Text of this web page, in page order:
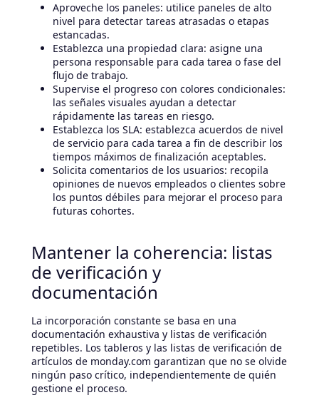
Aproveche los paneles: utilice paneles de alto
nivel para detectar tareas atrasadas o etapas
estancadas.
Establezca una propiedad clara: asigne una
persona responsable para cada tarea o fase del
flujo de trabajo.
Supervise el progreso con colores condicionales:
las señales visuales ayudan a detectar
rápidamente las tareas en riesgo.
Establezca los SLA: establezca acuerdos de nivel
de servicio para cada tarea a fin de describir los
tiempos máximos de finalización aceptables.
Solicita comentarios de los usuarios: recopila
opiniones de nuevos empleados o clientes sobre
los puntos débiles para mejorar el proceso para
futuras cohortes.
Mantener la coherencia: listas
de verificación y
documentación
La incorporación constante se basa en una
documentación exhaustiva y listas de verificación
repetibles. Los tableros y las listas de verificación de
artículos de monday.com garantizan que no se olvide
ningún paso crítico, independientemente de quién
gestione el proceso.